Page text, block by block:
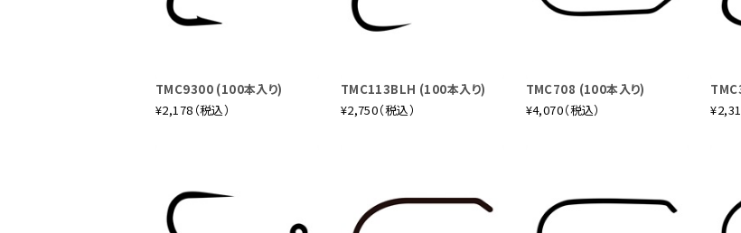
10'6"、#5、4pc
湖でのモンカゲロウやユスリカのライズフィッシングはもちろん、ストリーマーのリトリーブの釣
パワーは秘めたものがあります。シングルハンドロッドの7番のイメージでオールマイティに使えま
10'6"、#6、4pc
TMC9300 (100本入り)
¥2,178（税込）
TMC113BLH (100本入り)
¥2,750（税込）
TMC708 (100本入り)
¥4,070（税込）